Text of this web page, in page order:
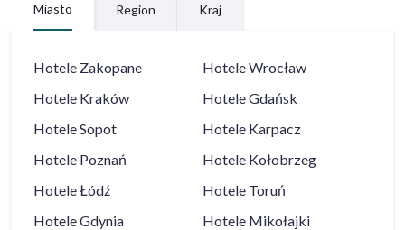
Miasto Region Kraj
Hotele Zakopane HoteleWrocław
Hotele Kraków HoteleGdańsk
HoteleSopot Hotele Karpacz
Hotele Poznań Hotele Kołobrzeg
HoteleŁódź Hotele Toruń
HoteleGdynia Hotele Mikołajki